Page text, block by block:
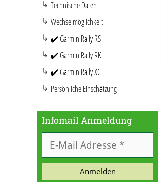
Technische Daten
Wechselmöglichkeit
✔️ Garmin Rally RS
✔️ Garmin Rally RK
✔️ Garmin Rally XC
Persönliche Einschätzung
Infomail Anmeldung
Anmelden